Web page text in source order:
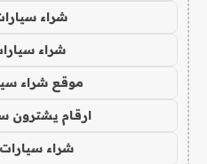
شراء
شراء
موقع شراء
ارقام يشترون
شراء